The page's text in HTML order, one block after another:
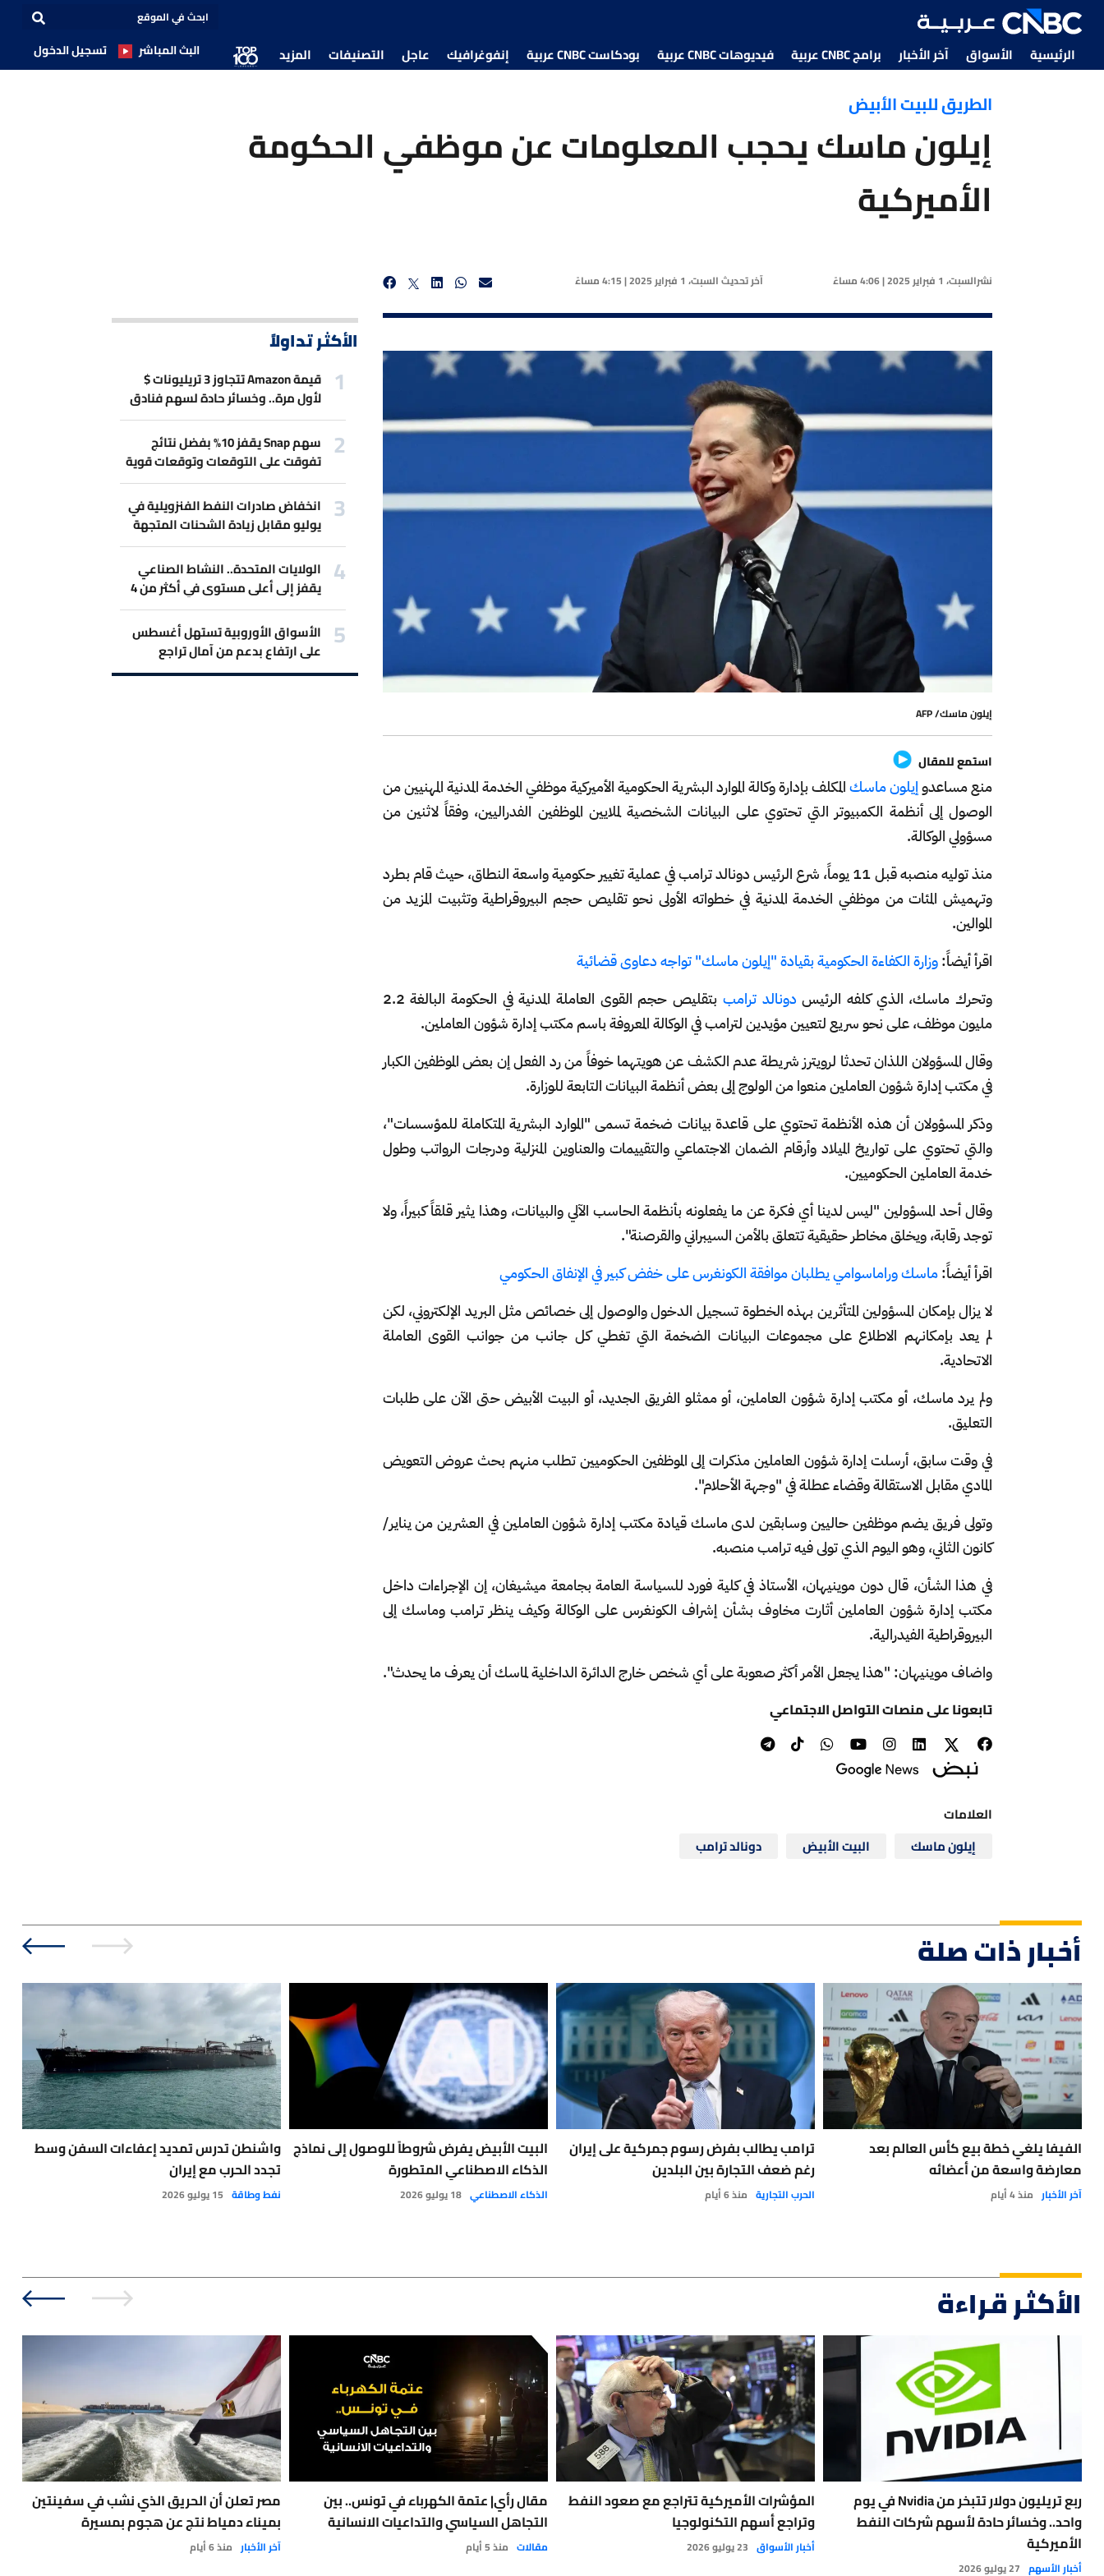
الرئيسية الأسواق آخر الأخبار برامج CNBC عربية فيديوهات CNBC عربية بودكاست CNBC عربية إنفوغرافيك عاجل التصنيفات المزيد البث المباشر تسجيل الدخول
الطريق للبيت الأبيض
إيلون ماسك يحجب المعلومات عن موظفي الحكومة
الأميركية
نشرالسبت، 1 فبراير 2025 | 4:06 مساءً آخر تحديثالسبت، 1 فبراير 2025 | 4:15 مساءً
إيلون ماسك/ AFP
استمع للمقال
منع مساعدوإيلون ماسكالمكلف بإدارة وكالة الموارد البشرية الحكومية الأميركية موظفي الخدمة المدنية المهنيين من
الوصول إلى أنظمة الكمبيوتر التي تحتوي على البيانات الشخصية لملايين الموظفين الفدراليين، وفقاً لاثنين من
مسؤولي الوكالة.
منذ توليه منصبه قبل 11 يوماً، شرع الرئيس دونالد ترامب في عملية تغيير حكومية واسعة النطاق، حيث قام بطرد
وتهميش المئات من موظفي الخدمة المدنية في خطواته الأولى نحو تقليص حجم البيروقراطية وتثبيت المزيد من
الموالين.
اقرأ أيضاً:وزارة الكفاءة الحكومية بقيادة "إيلون ماسك" تواجه دعاوى قضائية
وتحرك ماسك، الذي كلفه الرئيس دونالد ترامب
بتقليص حجم القوى العاملة المدنية في الحكومة البالغة 2.2
مليون موظف، على نحو سريع لتعيين مؤيدين لترامب في الوكالة المعروفة باسم مكتب إدارة شؤون العاملين.
وقال المسؤولان اللذان تحدثا لرويترز شريطة عدم الكشف عن هويتهما خوفاً من رد الفعل إن بعض الموظفين الكبار
في مكتب إدارة شؤون العاملين منعوا من الولوج إلى بعض أنظمة البيانات التابعة للوزارة.
وذكر المسؤولان أن هذه الأنظمة تحتوي على قاعدة بيانات ضخمة تسمى "الموارد البشرية المتكاملة للمؤسسات"،
والتي تحتوي على تواريخ الميلاد وأرقام الضمان الاجتماعي والتقييمات والعناوين المنزلية ودرجات الرواتب وطول
خدمة العاملين الحكوميين.
وقال أحد المسؤولين "ليس لدينا أي فكرة عن ما يفعلونه بأنظمة الحاسب الآلي والبيانات، وهذا يثير قلقاً كبيراً، ولا
توجد رقابة، ويخلق مخاطر حقيقية تتعلق بالأمن السيبراني والقرصنة".
اقرأ أيضاً:ماسك وراماسوامي يطلبان موافقة الكونغرس على خفض كبير في الإنفاق الحكومي
لا يزال بإمكان المسؤولين المتأثرين بهذه الخطوة تسجيل الدخول والوصول إلى خصائص مثل البريد الإلكتروني، لكن
لم يعد بإمكانهم الاطلاع على مجموعات البيانات الضخمة التي تغطي كل جانب من جوانب القوى العاملة
الاتحادية.
ولم يرد ماسك، أو مكتب إدارة شؤون العاملين، أو ممثلو الفريق الجديد، أو البيت الأبيض حتى الآن على طلبات
التعليق.
في وقت سابق، أرسلت إدارة شؤون العاملين مذكرات إلى الموظفين الحكوميين تطلب منهم بحث عروض التعويض
المادي مقابل الاستقالة وقضاء عطلة في "وجهة الأحلام".
وتولى فريق يضم موظفين حاليين وسابقين لدى ماسك قيادة مكتب إدارة شؤون العاملين في العشرين من يناير/
كانون الثاني، وهو اليوم الذي تولى فيه ترامب منصبه.
في هذا الشأن، قال دون موينيهان، الأستاذ في كلية فورد للسياسة العامة بجامعة ميشيغان، إن الإجراءات داخل
مكتب إدارة شؤون العاملين أثارت مخاوف بشأن إشراف الكونغرس على الوكالة وكيف ينظر ترامب وماسك إلى
البيروقراطية الفيدرالية.
واضاف موينيهان: "هذا يجعل الأمر أكثر صعوبة على أي شخص خارج الدائرة الداخلية لماسك أن يعرف ما يحدث".
تابعونا على منصات التواصل الاجتماعي
العلامات
إيلون ماسك
البيت الأبيض دونالد ترامب
الأكثر تداولاً
قيمة Amazon تتجاوز 3 تريليونات $
لأول مرة.. وخسائر حادة لسهم فنادق
Marriott بسبب حرب إيران
سهم Snap يقفز 10% بفضل نتائج
تفوقت على التوقعات وتوقعات قوية
للمبيعات.
انخفاض صادرات النفط الفنزويلية في
يوليو مقابل زيادة الشحنات المتجهة
لأميركا
الولايات المتحدة.. النشاط الصناعي
يقفز إلى أعلى مستوى في أكثر من 4
سنوات
الأسواق الأوروبية تستهل أغسطس
على ارتفاع بدعم من آمال تراجع
التصعيد بين أميركا وإيران
أخبار ذات صلة
الفيفا يلغي خطة بيع كأس العالم بعد
معارضة واسعة من أعضائه
آخر الأخبار منذ 4 أيام
ترامب يطالب بفرض رسوم جمركية على إيران
رغم ضعف التجارة بين البلدين
الحرب التجارية منذ 6 أيام
البيت الأبيض يفرض شروطاً للوصول إلى نماذج
الذكاء الاصطناعي المتطورة
الذكاء الاصطناعي 18 يوليو 2026
واشنطن تدرس تمديد إعفاءات السفن وسط
تجدد الحرب مع إيران
نفط وطاقة 15 يوليو 2026
الأكثر قراءة
ربع تريليون دولار تتبخر من Nvidia في يوم
واحد.. وخسائر حادة لأسهم شركات النفط
الأميركية
أخبار الأسهم 27 يوليو 2026
المؤشرات الأميركية تتراجع مع صعود النفط
وتراجع أسهم التكنولوجيا
أخبار الأسواق 23 يوليو 2026
مقال رأي| عتمة الكهرباء في تونس.. بين
التجاهل السياسي والتداعيات الانسانية
مقالات منذ 5 أيام
مصر تعلن أن الحريق الذي نشب في سفينتين
بميناء دمياط نتج عن هجوم بمسيرة
آخر الأخبار منذ 6 أيام